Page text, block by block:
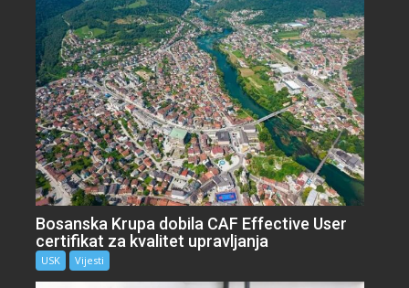
Bosanska Krupa dobila CAF Effective User
certifikat za kvalitet upravljanja
USK Vijesti